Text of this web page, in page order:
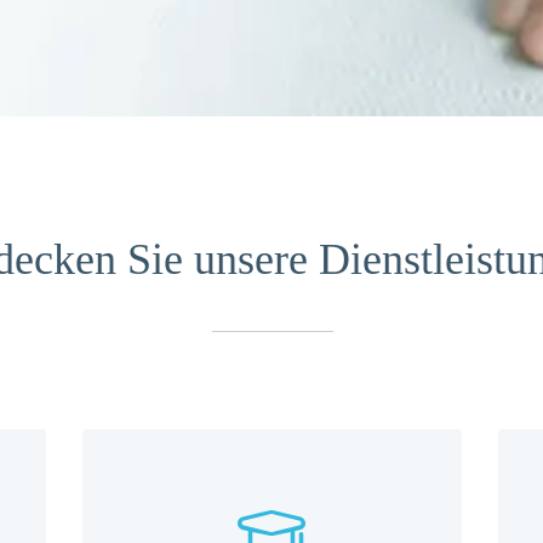
Sie unsere